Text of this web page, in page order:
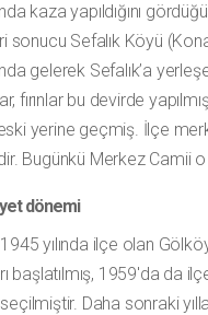
kaza yapıldığını
sonucu Sefalık Köyü
gelerek Sefalık’a
fırınlar bu devirde
yerine geçmiş. İlçe
Bugünkü Merkez Camii o
dönemi
yılında ilçe olan
başlatılmış, 1959'da
seçilmiştir. Daha sonraki